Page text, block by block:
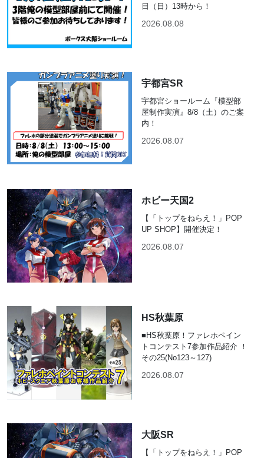
日（日）13時から！
2026.08.08
宇都宮SR
宇都宮ショールーム『模型部
屋制作実演』8/8（土）のご案
内！
2026.08.07
ホビー天国2
【「トップをねらえ！」POP
UP SHOP】開催決定！
2026.08.07
HS秋葉原
■HS秋葉原！ファレホペイン
トコンテスト7参加作品紹介 ！
その25(No123～127)
2026.08.07
大阪SR
【「トップをねらえ！」POP